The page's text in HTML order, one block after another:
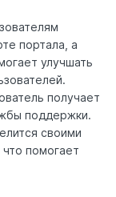
портала, а
улучшать
получает
поддержки.
своими
помогает